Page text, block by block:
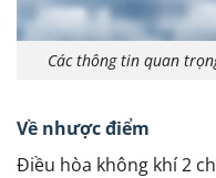
Các thông tin quan
Về nhược điểm
Điều hòa không khí 2